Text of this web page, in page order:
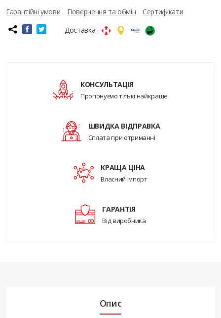
Гарантійні умови Повернення та обмін
Сертифікати
Доставка:
КОНСУЛЬТАЦІЯ
Пропонуємо тількі найкраще
ШВИДКА ВІДПРАВКА
Сплата при отриманні
КРАЩА ЦІНА
Власний імпорт
ГАРАНТІЯ
Від виробника
Опис